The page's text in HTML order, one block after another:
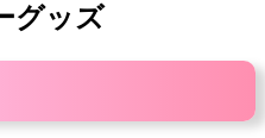
グッズ